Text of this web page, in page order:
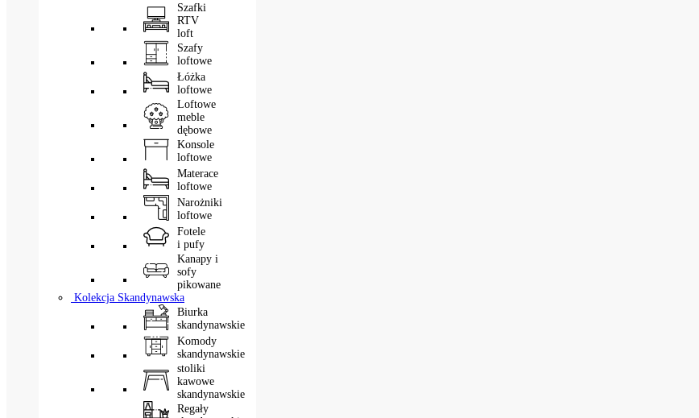
Szafki
RTV
loft
Szafy
loftowe
Łóżka
loftowe
Loftowe
meble
dębowe
Konsole
loftowe
Materace
loftowe
Narożniki
loftowe
Fotele
i pufy
Kanapy i
sofy
pikowane
Kolekcja Skandynawska
Biurka
skandynawskie
Komody
skandynawskie
stoliki
kawowe
skandynawskie
Regały